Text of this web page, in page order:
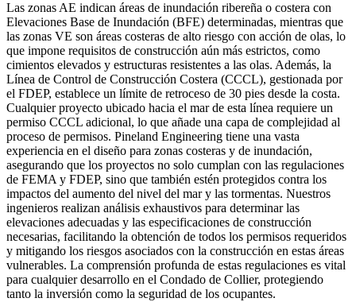
Las zonas AE indican áreas de inundación ribereña o costera con
Elevaciones Base de Inundación (BFE) determinadas, mientras que
las zonas VE son áreas costeras de alto riesgo con acción de olas, lo
que impone requisitos de construcción aún más estrictos, como
cimientos elevados y estructuras resistentes a las olas. Además, la
Línea de Control de Construcción Costera (CCCL), gestionada por
el FDEP, establece un límite de retroceso de 30 pies desde la costa.
Cualquier proyecto ubicado hacia el mar de esta línea requiere un
permiso CCCL adicional, lo que añade una capa de complejidad al
proceso de permisos. Pineland Engineering tiene una vasta
experiencia en el diseño para zonas costeras y de inundación,
asegurando que los proyectos no solo cumplan con las regulaciones
de FEMA y FDEP, sino que también estén protegidos contra los
impactos del aumento del nivel del mar y las tormentas. Nuestros
ingenieros realizan análisis exhaustivos para determinar las
elevaciones adecuadas y las especificaciones de construcción
necesarias, facilitando la obtención de todos los permisos requeridos
y mitigando los riesgos asociados con la construcción en estas áreas
vulnerables. La comprensión profunda de estas regulaciones es vital
para cualquier desarrollo en el Condado de Collier, protegiendo
tanto la inversión como la seguridad de los ocupantes.